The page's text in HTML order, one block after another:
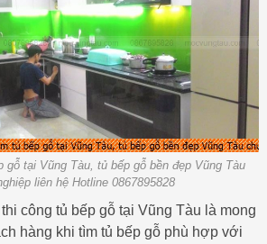
gỗ tại Vũng Tàu, tủ bếp gỗ bền đẹp Vũng Tàu
liên hệ Hotline 0867895828
công tủ bếp gỗ tại Vũng Tàu là mong
hàng khi tìm tủ bếp gỗ phù hợp với